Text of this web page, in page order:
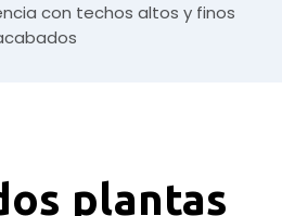
con techos altos y finos
plantas